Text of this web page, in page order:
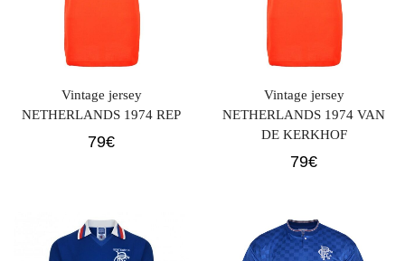
Vintage jersey
NETHERLANDS 1974 REP
79€
Vintage jersey
NETHERLANDS 1974 VAN
DE KERKHOF
79€